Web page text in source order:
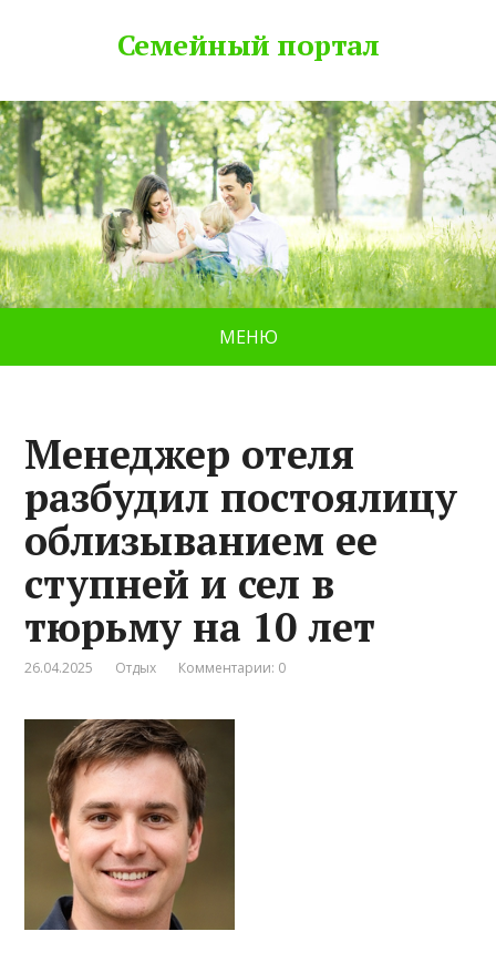
Семейный портал
МЕНЮ
Менеджер отеля
разбудил постоялицу
облизыванием ее
ступней и сел в
тюрьму на 10 лет
26.04.2025 Отдых Комментарии: 0